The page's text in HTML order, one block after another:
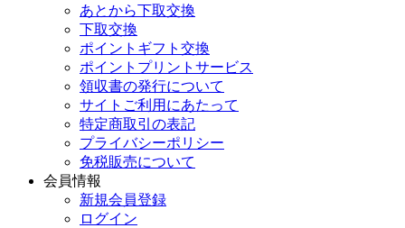
あとから下取交換
下取交換
ポイントギフト交換
ポイントプリントサービス
領収書の発行について
サイトご利用にあたって
特定商取引の表記
プライバシーポリシー
免税販売について
会員情報
新規会員登録
ログイン